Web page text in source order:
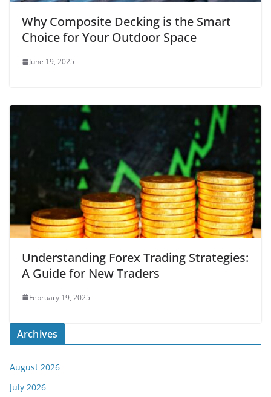
Why Composite Decking is the Smart
Choice for Your Outdoor Space
June 19, 2025
Understanding Forex Trading Strategies:
A Guide for New Traders
February 19, 2025
Archives
August 2026
July 2026